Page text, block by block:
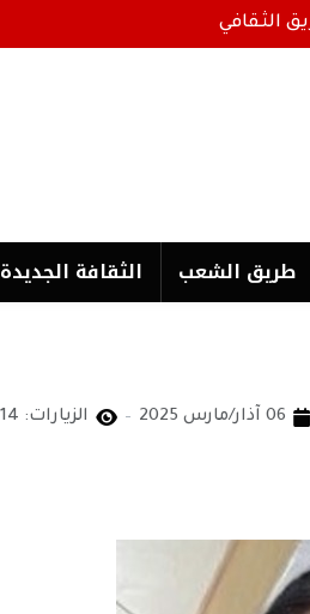
الثقافي
طریق الشعب الثقافة الجدیدة
06 آذار/مارس 2025 الزيارات: 1214